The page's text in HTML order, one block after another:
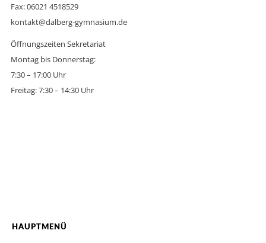
Fax: 06021 4518529
kontakt@dalberg-gymnasium.de
Öffnungszeiten Sekretariat
Montag bis Donnerstag:
7:30 – 17:00 Uhr
Freitag: 7:30 – 14:30 Uhr
HAUPTMENÜ